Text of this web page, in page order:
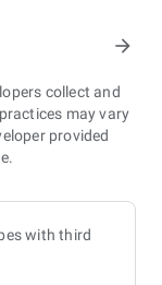
arrow_forward
collect and
may vary
provided
with third